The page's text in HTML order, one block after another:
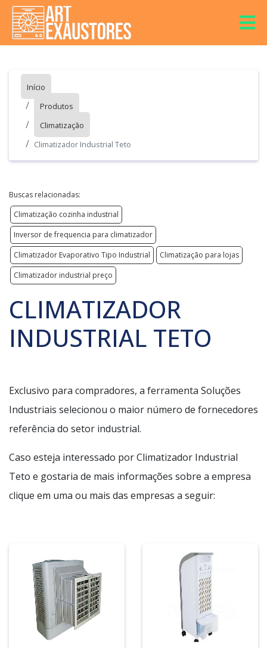
Início
Produtos
Climatização
Climatizador Industrial Teto
Buscas relacionadas:
Climatização cozinha industrial
Inversor de frequencia para climatizador
Climatizador Evaporativo Tipo Industrial
Climatização para lojas
Climatizador industrial preço
CLIMATIZADOR
INDUSTRIAL TETO
Exclusivo para compradores, a ferramenta Soluções
Industriais selecionou o maior número de fornecedores
referência do setor industrial.
Caso esteja interessado por Climatizador Industrial
Teto e gostaria de mais informações sobre a empresa
clique em uma ou mais das empresas a seguir: